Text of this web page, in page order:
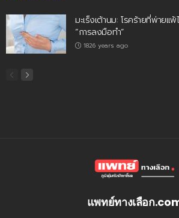
มะเร็งเต้านม: โรคร้ายที่พ่ายแ
“การลงมือทำ”
1826 years ago
แพทย์ทางเลือก